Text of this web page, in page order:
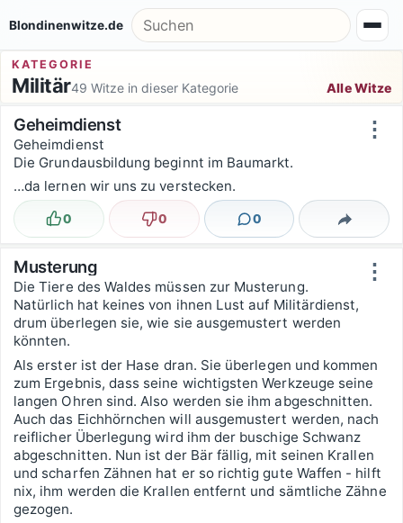
Blondinenwitze.de Suche nach:
KATEGORIE
Militär49 Witze in dieser Kategorie Alle Witze
Witzsortierung ⋮
Geheimdienst
Geheimdienst
Die Grundausbildung beginnt im Baumarkt.
…da lernen wir uns zu verstecken.
Lustig
0 Nicht lustig
0 0
Kommentare Teilen
⋮
Musterung
Die Tiere des Waldes müssen zur Musterung.
Natürlich hat keines von ihnen Lust auf Militärdienst,
drum überlegen sie, wie sie ausgemustert werden
könnten.
Als erster ist der Hase dran. Sie überlegen und kommen
zum Ergebnis, dass seine wichtigsten Werkzeuge seine
langen Ohren sind. Also werden sie ihm abgeschnitten.
Auch das Eichhörnchen will ausgemustert werden, nach
reiflicher Überlegung wird ihm der buschige Schwanz
abgeschnitten. Nun ist der Bär fällig, mit seinen Krallen
und scharfen Zähnen hat er so richtig gute Waffen - hilft
nix, ihm werden die Krallen entfernt und sämtliche Zähne
gezogen.